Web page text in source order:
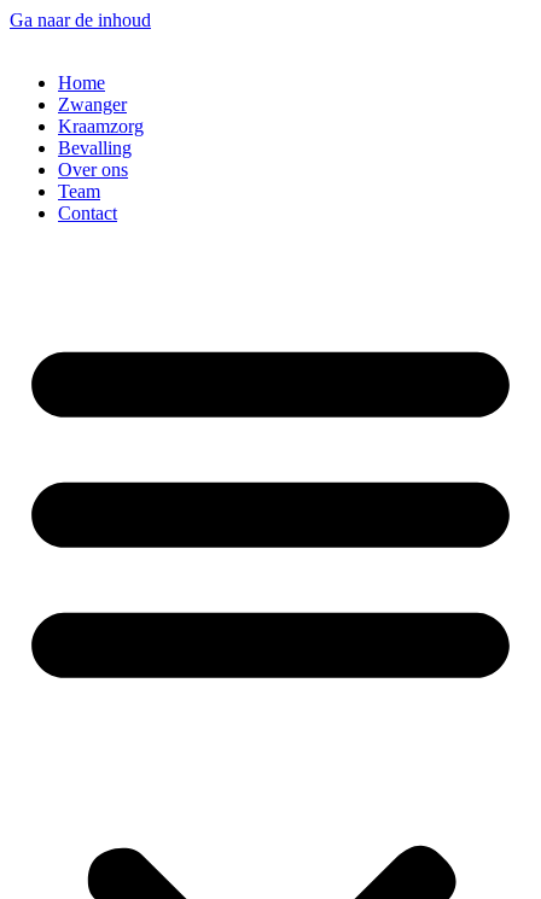
Ga naar de inhoud
Home
Zwanger
Kraamzorg
Bevalling
Over ons
Team
Contact